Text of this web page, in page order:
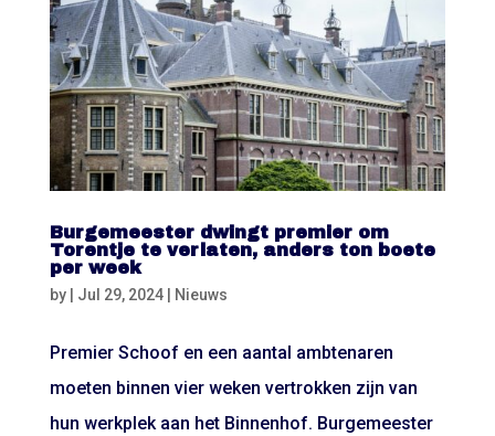
Burgemeester dwingt premier om
Torentje te verlaten, anders ton boete
per week
by Jul 29, 2024| Nieuws
Premier Schoof en een aantal ambtenaren
moeten binnen vier weken vertrokken zijn van
hun werkplek aan het Binnenhof. Burgemeester